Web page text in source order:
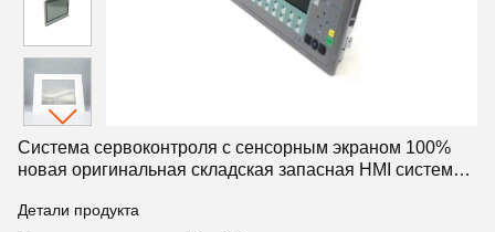
Система сервоконтроля с сенсорным экраном 100%
новая оригинальная складская запасная HMI система
Детали продукта